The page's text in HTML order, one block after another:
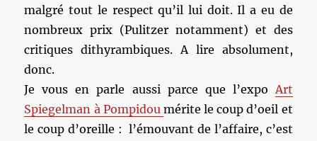
malgré tout le respect qu’il lui doit. Il a eu de
nombreux prix (Pulitzer notamment) et des
critiques dithyrambiques. A lire absolument,
donc.
Je vous en parle aussi parce que l’expoArt
Spiegelman à Pompidou mérite le coup d’oeil et
le coup d’oreille : l’émouvant de l’affaire, c’est